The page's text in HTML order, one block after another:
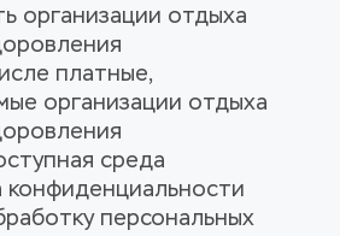
организации отдыха
платные,
организации отдыха
среда
конфиденциальности
персональных